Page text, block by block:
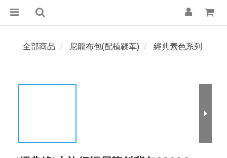
全部商品 尼龍布包(配植鞣革) 經典素色系列